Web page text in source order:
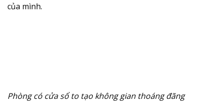
của mình.
Phòng có cửa sổ to tạo không gian thoáng đãng